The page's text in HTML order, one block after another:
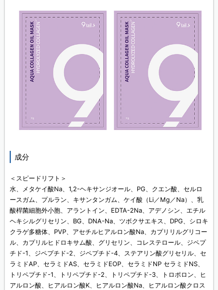
成分
＜スピードリフト＞
水、メタケイ酸Na、1,2-ヘキサンジオール、PG、クエン酸、セルロ
ースガム、プルラン、キサンタンガム、ケイ酸（Li／Mg／Na）、乳
酸桿菌細胞外小胞、アラントイン、EDTA-2Na、アデノシン、エチル
ヘキシルグリセリン、BG、DNA-Na、ツボクサエキス、DPG、シロキ
クラゲ多糖体、PVP、アセチルヒアルロン酸Na、カプリリルグリコー
ル、カプリルヒドロキサム酸、グリセリン、コレステロール、ジペプ
チド-1、ジペプチド-2、ジペプチド-4、ステアリン酸グリセリル、セ
ラミドAP、セラミドAS、セラミドEOP、セラミドNP セラミドNS、
トリペプチド-1、トリペプチド-2、トリペプチド-3、トロポロン、ヒ
アルロン酸、ヒアルロン酸K、ヒアルロン酸Na、ヒアルロン酸クロス